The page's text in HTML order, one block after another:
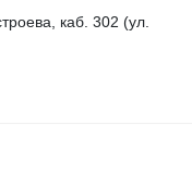
каб. 302 (ул.